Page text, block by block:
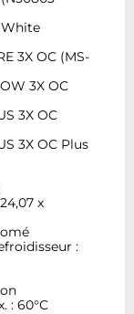
White
3X OC (MS-
3X OC
3X OC
3X OC Plus
x
:
: 60°C